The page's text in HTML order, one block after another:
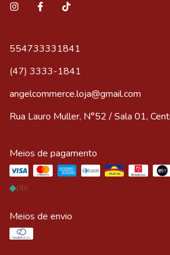
554733331841
(47) 3333-1841
angelcommerce.loja@gmail.com
Rua Lauro Muller, N°52 / Sala 01,
Meios de pagamento
Meios de envio